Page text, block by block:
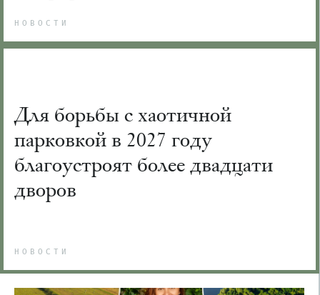
НОВОСТИ
Для борьбы с хаотичной
парковкой в 2027 году
благоустроят более двадцати
дворов
НОВОСТИ